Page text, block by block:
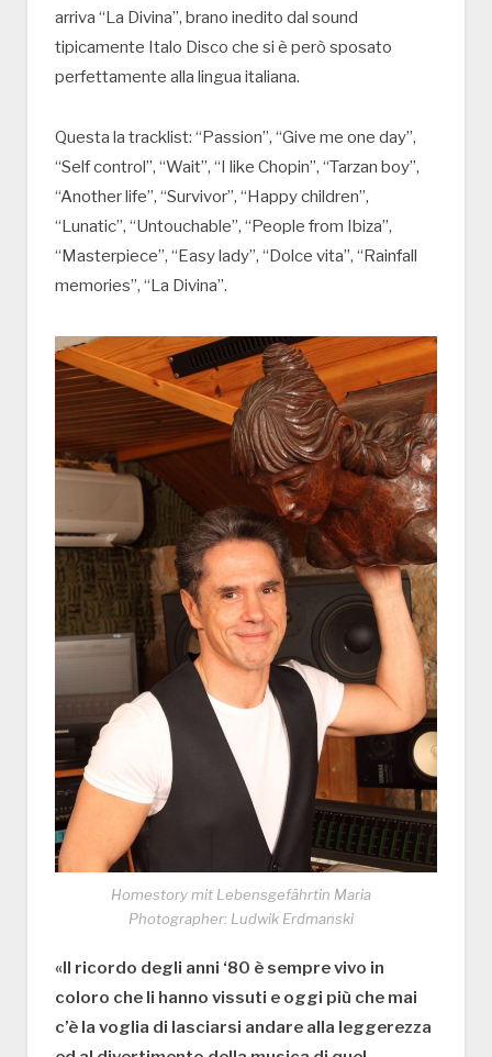
arriva “La Divina”, brano inedito dal sound
tipicamente Italo Disco che si è però sposato
perfettamente alla lingua italiana.
Questa la tracklist: “Passion”, “Give me one day”,
“Self control”, “Wait”, “I like Chopin”, “Tarzan boy”,
“Another life”, “Survivor”, “Happy children”,
“Lunatic”, “Untouchable”, “People from Ibiza”,
“Masterpiece”, “Easy lady”, “Dolce vita”, “Rainfall
memories”, “La Divina”.
Homestory mit Lebensgefährtin Maria
Photographer: Ludwik Erdmanski
«Il ricordo degli anni ‘80 è sempre vivo in
coloro che li hanno vissuti e oggi più che mai
c’è la voglia di lasciarsi andare alla leggerezza